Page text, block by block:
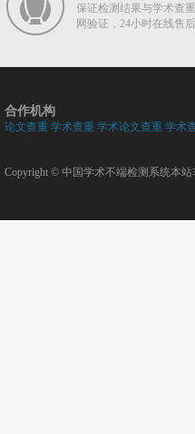
保证检测结果与学术查
网验证，24小时在线售后
合作机构
论文查重 学术查重 学术论文查重 学术
Copyright © 中国学术不端检测系统本站